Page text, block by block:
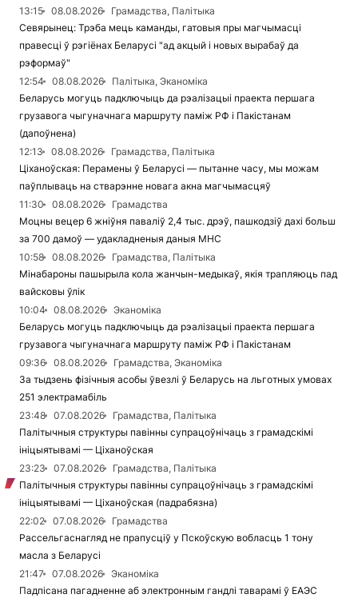
13:15
08.08.2026
Грамадства, Палітыка
Севярынец: Трэба мець каманды, гатовыя пры магчымасці
правесці ў рэгіёнах Беларусі "ад акцый і новых вырабаў да
рэформаў"
12:54
08.08.2026
Палітыка, Эканоміка
Беларусь могуць падключыць да рэалізацыі праекта першага
грузавога чыгуначнага маршруту паміж РФ і Пакістанам
(дапоўнена)
12:13
08.08.2026
Грамадства, Палітыка
Ціханоўская: Перамены ў Беларусі — пытанне часу, мы можам
паўплываць на стварэнне новага акна магчымасцяў
11:30
08.08.2026
Грамадства
Моцны вецер 6 жніўня паваліў 2,4 тыс. дрэў, пашкодзіў дахі больш
за 700 дамоў — удакладненыя даныя МНС
10:58
08.08.2026
Грамадства, Палітыка
Мінабароны пашырыла кола жанчын-медыкаў, якія трапляюць пад
вайсковы ўлік
10:04
08.08.2026
Эканоміка
Беларусь могуць падключыць да рэалізацыі праекта першага
грузавога чыгуначнага маршруту паміж РФ і Пакістанам
09:36
08.08.2026
Грамадства, Эканоміка
За тыдзень фізічныя асобы ўвезлі ў Беларусь на льготных умовах
251 электрамабіль
23:48
07.08.2026
Грамадства, Палітыка
Палітычныя структуры павінны супрацоўнічаць з грамадскімі
ініцыятывамі — Ціханоўская
23:23
07.08.2026
Грамадства, Палітыка
Палітычныя структуры павінны супрацоўнічаць з грамадскімі
ініцыятывамі — Ціханоўская (падрабязна)
22:02
07.08.2026
Грамадства
Рассельгаснагляд не прапусціў у Пскоўскую вобласць 1 тону
масла з Беларусі
21:47
07.08.2026
Эканоміка
Падпісана пагадненне аб электронным гандлі таварамі ў ЕАЭС